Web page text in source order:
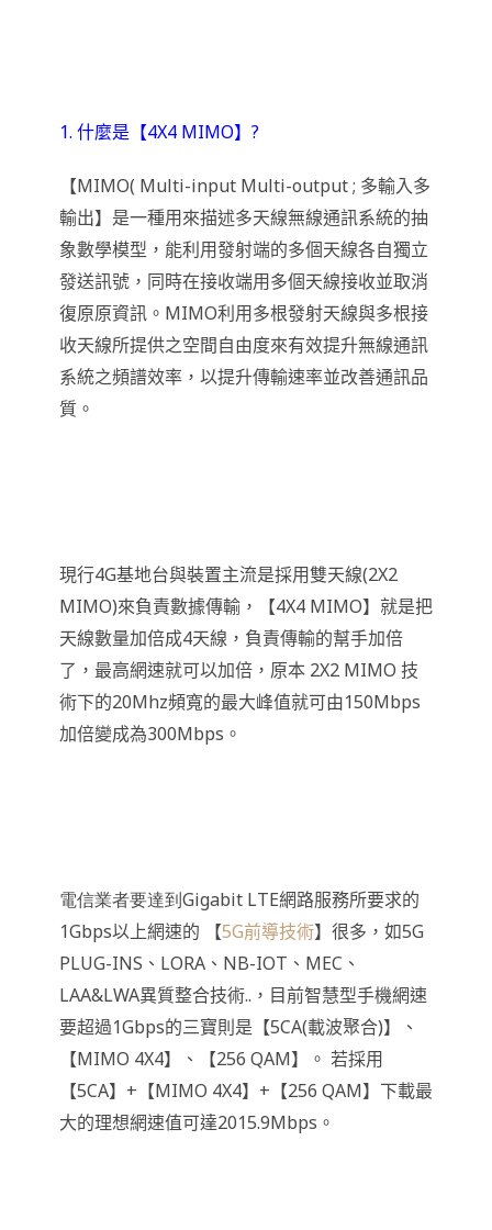
1. 什麼是【4X4 MIMO】?
【MIMO( Multi-input Multi-output ; 多輸入多
輸出】是一種用來描述多天線無線通訊系統的抽
象數學模型，能利用發射端的多個天線各自獨立
發送訊號，同時在接收端用多個天線接收並取消
復原原資訊。MIMO利用多根發射天線與多根接
收天線所提供之空間自由度來有效提升無線通訊
系統之頻譜效率，以提升傳輸速率並改善通訊品
質。
現行4G基地台與裝置主流是採用雙天線(2X2
MIMO)來負責數據傳輸，【4X4 MIMO】就是把
天線數量加倍成4天線，負責傳輸的幫手加倍
了，最高網速就可以加倍，原本 2X2 MIMO 技
術下的20Mhz頻寬的最大峰值就可由150Mbps
加倍變成為300Mbps。
電信業者要達到Gigabit LTE網路服務所要求的
1Gbps以上網速的 【5G前導技術】很多，如5G
PLUG-INS、LORA、NB-IOT、MEC、
LAA&LWA異質整合技術..，目前智慧型手機網速
要超過1Gbps的三寶則是【5CA(載波聚合)】、
【MIMO 4X4】、【256 QAM】。 若採用
【5CA】+【MIMO 4X4】+【256 QAM】下載最
大的理想網速值可達2015.9Mbps。